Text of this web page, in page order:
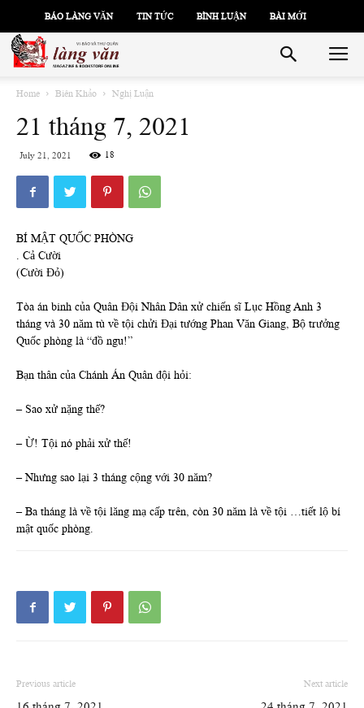
BÁO LÀNG VĂN TIN TỨC BÌNH LUẬN BÀI MỚI
Home Biên Khảo Nghị Luận
21 tháng 7, 2021
July 21, 2021 18
BÍ MẬT QUỐC PHÒNG
. Cả Cười
(Cười Đỏ)
Tòa án binh của Quân Đội Nhân Dân xử chiến sĩ Lục Hồng Anh 3
tháng và 30 năm tù về tội chửi Đại tướng Phan Văn Giang, Bộ trưởng
Quốc phòng là “đồ ngu!”
Bạn thân của Chánh Án Quân đội hỏi:
– Sao xử nặng thế?
– Ừ! Tội nó phải xử thế!
– Nhưng sao lại 3 tháng cộng với 30 năm?
– Ba tháng là về tội lăng mạ cấp trên, còn 30 năm là về tội …tiết lộ bí
mật quốc phòng.
Previous article Next article